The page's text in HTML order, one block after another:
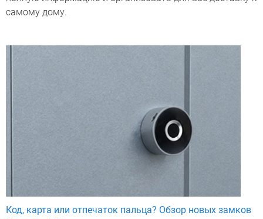
самому дому.
Код, карта или отпечаток пальца? Обзор новых замков